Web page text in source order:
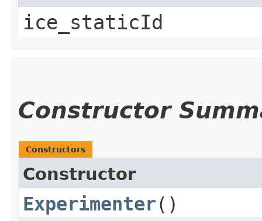
ice_staticId
Constructor
Constructors
Constructor
Experimenter()